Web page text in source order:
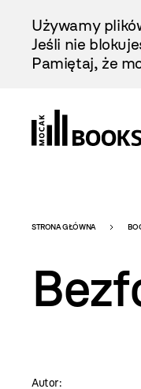
Treści
Używamy
Jeśli nie
Pamiętaj, że
-
STRONA GŁÓWNA
Autor: